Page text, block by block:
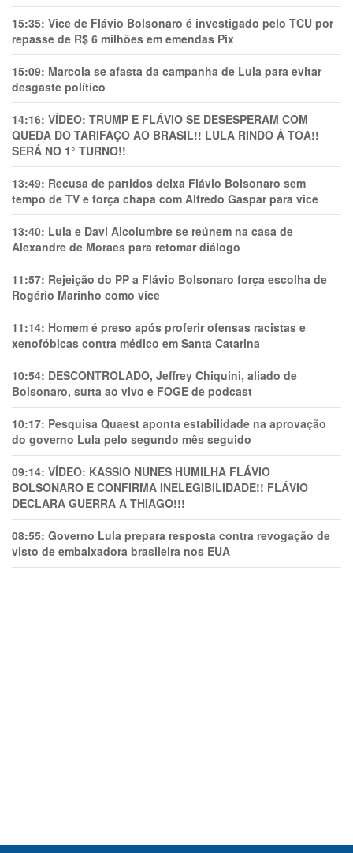
15:35: Vice de Flávio Bolsonaro é investigado pelo TCU por
repasse de R$ 6 milhões em emendas Pix
15:09: Marcola se afasta da campanha de Lula para evitar
desgaste político
14:16: VÍDEO: TRUMP E FLÁVIO SE DESESPERAM COM
QUEDA DO TARIFAÇO AO BRASIL!! LULA RINDO À TOA!!
SERÁ NO 1° TURNO!!
13:49: Recusa de partidos deixa Flávio Bolsonaro sem
tempo de TV e força chapa com Alfredo Gaspar para vice
13:40: Lula e Davi Alcolumbre se reúnem na casa de
Alexandre de Moraes para retomar diálogo
11:57: Rejeição do PP a Flávio Bolsonaro força escolha de
Rogério Marinho como vice
11:14: Homem é preso após proferir ofensas racistas e
xenofóbicas contra médico em Santa Catarina
10:54: DESCONTROLADO, Jeffrey Chiquini, aliado de
Bolsonaro, surta ao vivo e FOGE de podcast
10:17: Pesquisa Quaest aponta estabilidade na aprovação
do governo Lula pelo segundo mês seguido
09:14: VÍDEO: KASSIO NUNES HUMlLHA FLÁVIO
BOLSONARO E CONFIRMA INELEGIBILIDADE!! FLÁVIO
DECLARA GUERRA A THIAGO!!!
08:55: Governo Lula prepara resposta contra revogação de
visto de embaixadora brasileira nos EUA